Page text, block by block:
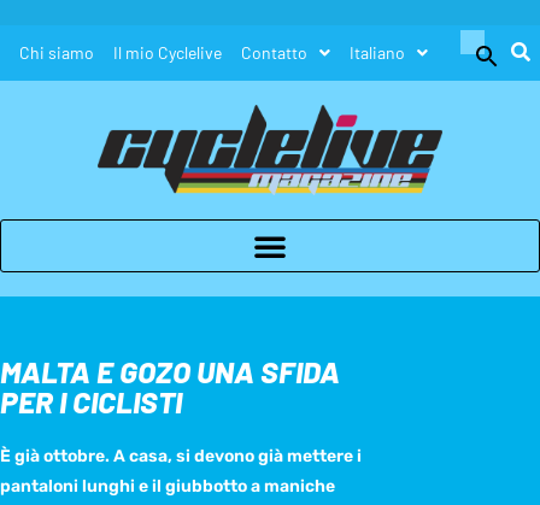
Chi siamo Il mio Cyclelive Contatto Italiano
Search
Search Button
MALTA E GOZO UNA SFIDA
PER I CICLISTI
È già ottobre. A casa, si devono già mettere i
pantaloni lunghi e il giubbotto a maniche